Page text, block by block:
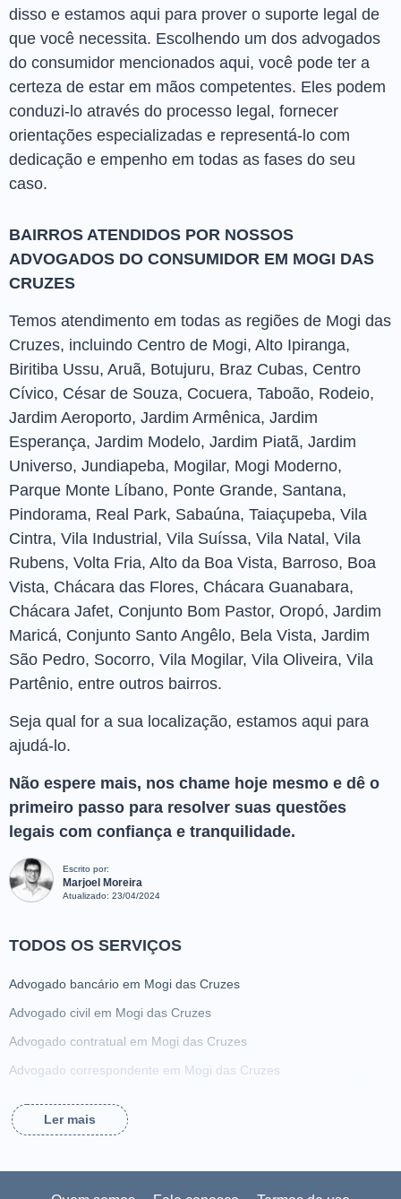
disso e estamos aqui para prover o suporte legal de
que você necessita. Escolhendo um dos advogados
do consumidor mencionados aqui, você pode ter a
certeza de estar em mãos competentes. Eles podem
conduzi-lo através do processo legal, fornecer
orientações especializadas e representá-lo com
dedicação e empenho em todas as fases do seu
caso.
BAIRROS ATENDIDOS POR NOSSOS
ADVOGADOS DO CONSUMIDOR EM MOGI DAS
CRUZES
Temos atendimento em todas as regiões de Mogi das
Cruzes, incluindo Centro de Mogi, Alto Ipiranga,
Biritiba Ussu, Aruã, Botujuru, Braz Cubas, Centro
Cívico, César de Souza, Cocuera, Taboão, Rodeio,
Jardim Aeroporto, Jardim Armênica, Jardim
Esperança, Jardim Modelo, Jardim Piatã, Jardim
Universo, Jundiapeba, Mogilar, Mogi Moderno,
Parque Monte Líbano, Ponte Grande, Santana,
Pindorama, Real Park, Sabaúna, Taiaçupeba, Vila
Cintra, Vila Industrial, Vila Suíssa, Vila Natal, Vila
Rubens, Volta Fria, Alto da Boa Vista, Barroso, Boa
Vista, Chácara das Flores, Chácara Guanabara,
Chácara Jafet, Conjunto Bom Pastor, Oropó, Jardim
Maricá, Conjunto Santo Angêlo, Bela Vista, Jardim
São Pedro, Socorro, Vila Mogilar, Vila Oliveira, Vila
Partênio, entre outros bairros.
Seja qual for a sua localização, estamos aqui para
ajudá-lo.
Não espere mais, nos chame hoje mesmo e dê o
primeiro passo para resolver suas questões
legais com confiança e tranquilidade.
Escrito por:
Marjoel Moreira
Atualizado: 23/04/2024
TODOS OS SERVIÇOS
Advogado bancário em Mogi das Cruzes
Advogado civil em Mogi das Cruzes
Advogado contratual em Mogi das Cruzes
Advogado correspondente em Mogi das Cruzes
Advogado da família em Mogi das Cruzes
Ler mais